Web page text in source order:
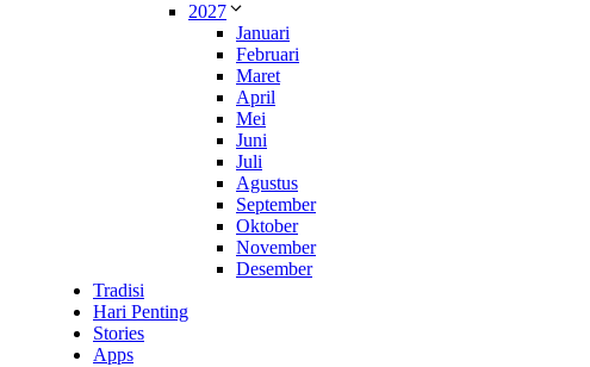
2027
Januari
Februari
Maret
April
Mei
Juni
Juli
Agustus
September
Oktober
November
Desember
Tradisi
Hari Penting
Stories
Apps